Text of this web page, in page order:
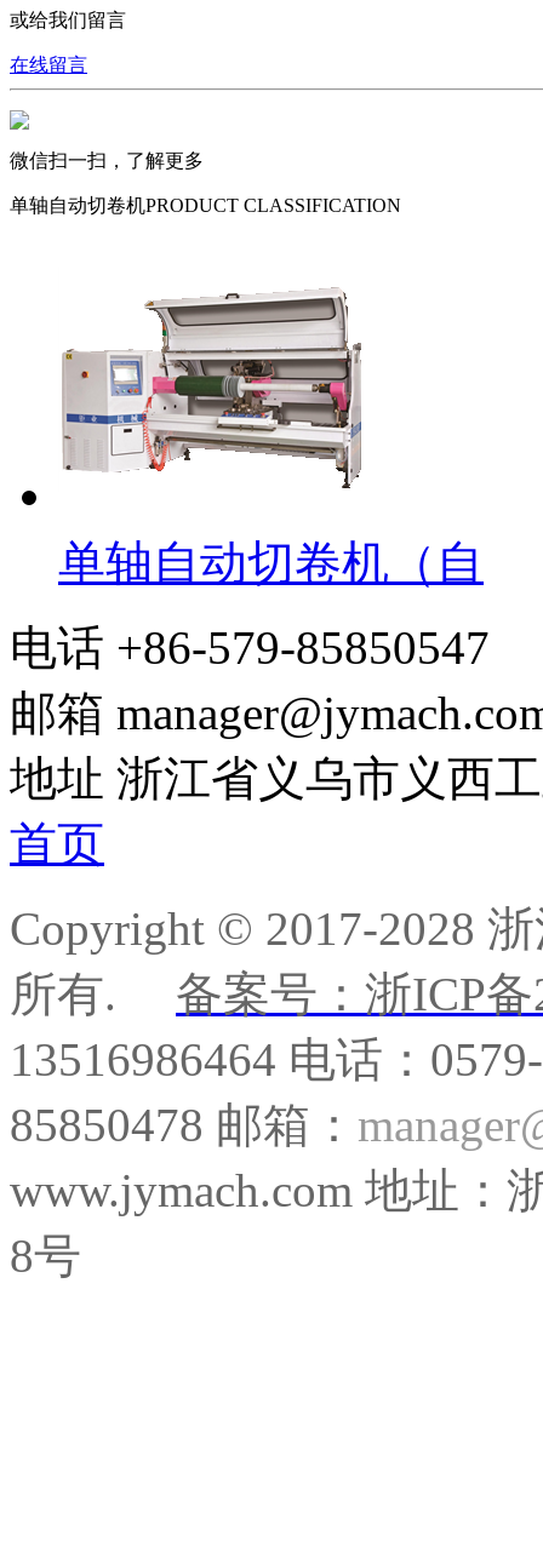
或给我们留言
在线留言
微信扫一扫，了解更多
单轴自动切卷机PRODUCT CLASSIFICATION
单轴自动切卷机（自
电话 +86-579-85850547
邮箱
地址 浙江省义乌市义西
首页
Copyright © 2017-2028
所有.
备案号：浙ICP备
13516986464 电话：
85850478 邮箱：
www.jymach.com 地址：
8号